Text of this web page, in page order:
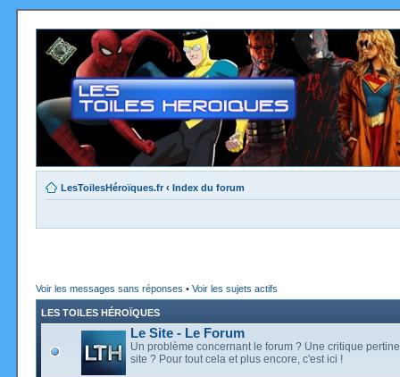
LesToilesHéroïques.fr ‹ Index du forum
Voir les messages sans réponses • Voir les sujets actifs
LES TOILES HÉROÏQUES
Le Site - Le Forum
Un problème concernant le forum ? Une critique
site ? Pour tout cela et plus encore, c'est ici !